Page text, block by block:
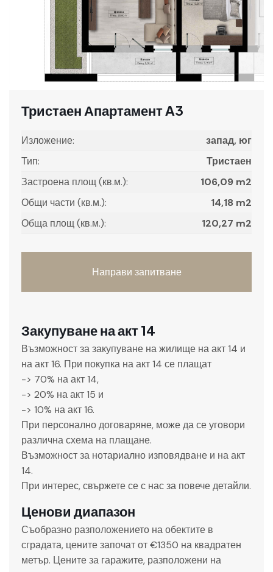
Тристаен Апартамент A3
Изложение:
запад, юг
Тип:
Тристаен
Застроена площ (кв.м.):
106,09 m2
Общи части (кв.м.):
14,18 m2
Обща площ (кв.м.):
120,27 m2
Направи запитване
Закупуване на акт 14
Възможност за закупуване на жилище на акт 14 и
на акт 16. При покупка на акт 14 се плащат
-> 70% на акт 14,
-> 20% на акт 15 и
-> 10% на акт 16.
При персонално договаряне, може да се уговори
различна схема на плащане.
Възможност за нотариално изповядване и на акт
14.
При интерес, свържете се с нас за повече детайли.
Ценови диапазон
Съобразно разположението на обектите в
сградата, цените започат от €1350 на квадратен
метър. Цените за гаражите, разположени на